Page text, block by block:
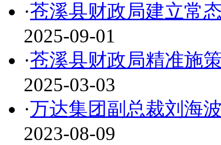
·苍溪县财政局建立常
2025-09-01
·苍溪县财政局精准施
2025-03-03
·万达集团副总裁刘海
2023-08-09